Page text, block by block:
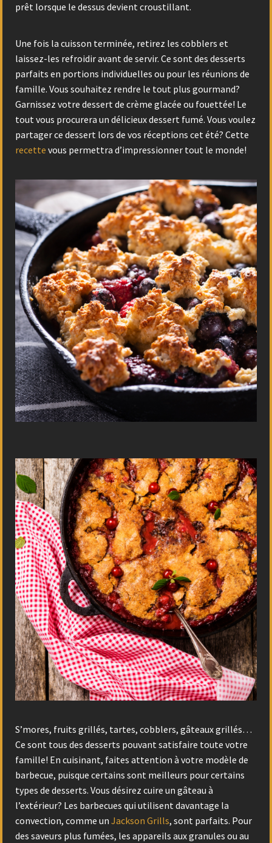
prêt lorsque le dessus devient croustillant.
Une fois la cuisson terminée, retirez les cobblers et
laissez-les refroidir avant de servir. Ce sont des desserts
parfaits en portions individuelles ou pour les réunions de
famille. Vous souhaitez rendre le tout plus gourmand?
Garnissez votre dessert de crème glacée ou fouettée! Le
tout vous procurera un délicieux dessert fumé. Vous voulez
partager ce dessert lors de vos réceptions cet été? Cette
recette vous permettra d’impressionner tout le monde!
S’mores, fruits grillés, tartes, cobblers, gâteaux grillés…
Ce sont tous des desserts pouvant satisfaire toute votre
famille! En cuisinant, faites attention à votre modèle de
barbecue, puisque certains sont meilleurs pour certains
types de desserts. Vous désirez cuire un gâteau à
l’extérieur? Les barbecues qui utilisent davantage la
convection, comme un Jackson Grills, sont parfaits. Pour
des saveurs plus fumées, les appareils aux granules ou au